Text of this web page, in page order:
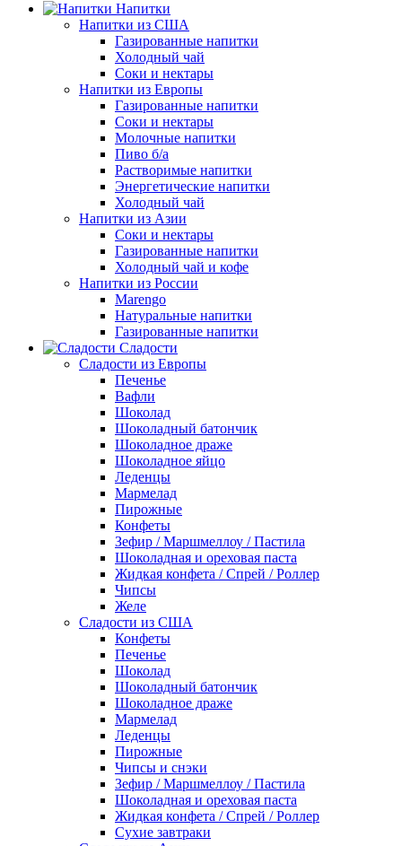
Напитки
Напитки из США
Газированные напитки
Холодный чай
Соки и нектары
Напитки из Европы
Газированные напитки
Соки и нектары
Молочные напитки
Пиво б/а
Растворимые напитки
Энергетические напитки
Холодный чай
Напитки из Азии
Соки и нектары
Газированные напитки
Холодный чай и кофе
Напитки из России
Marengo
Натуральные напитки
Газированные напитки
Сладости
Сладости из Европы
Печенье
Вафли
Шоколад
Шоколадный батончик
Шоколадное драже
Шоколадное яйцо
Леденцы
Мармелад
Пирожные
Конфеты
Зефир / Маршмеллоу / Пастила
Шоколадная и ореховая паста
Жидкая конфета / Спрей / Роллер
Чипсы
Желе
Сладости из США
Конфеты
Печенье
Шоколад
Шоколадный батончик
Шоколадное драже
Мармелад
Леденцы
Пирожные
Чипсы и снэки
Зефир / Маршмеллоу / Пастила
Шоколадная и ореховая паста
Жидкая конфета / Спрей / Роллер
Сухие завтраки